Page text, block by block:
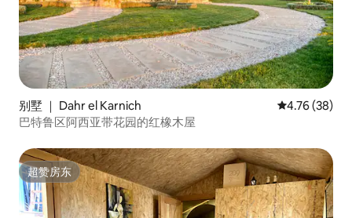
别墅 ｜ Dahr el Karnich 平均评分
4.76 (38)
巴特鲁区阿西亚带花园的红橡木屋
超赞房东
超赞房东